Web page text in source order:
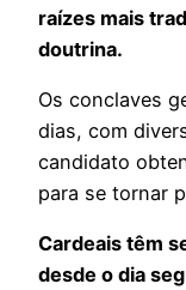
raízes mais
doutrina.
Os conclaves
dias, com
candidato
para se tornar
Cardeais têm
desde o dia